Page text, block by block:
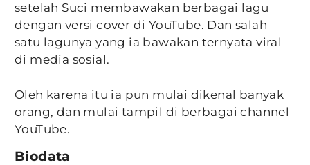
setelah Suci membawakan berbagai lagu
dengan versi cover di YouTube. Dan salah
satu lagunya yang ia bawakan ternyata viral
di media sosial.
Oleh karena itu ia pun mulai dikenal banyak
orang, dan mulai tampil di berbagai channel
YouTube.
Biodata